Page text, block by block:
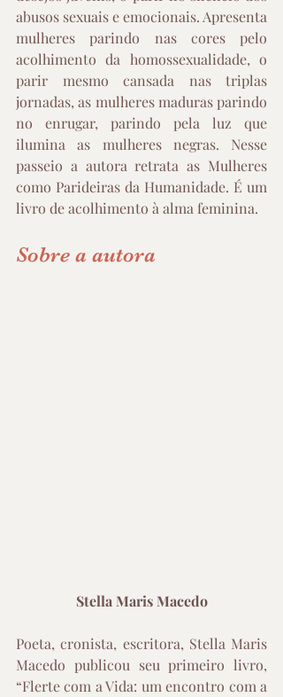
abusos sexuais e emocionais. Apresenta
mulheres parindo nas cores pelo
acolhimento da homossexualidade, o
parir mesmo cansada nas triplas
jornadas, as mulheres maduras parindo
no enrugar, parindo pela luz que
ilumina as mulheres negras. Nesse
passeio a autora retrata as Mulheres
como Parideiras da Humanidade. É um
livro de acolhimento à alma feminina.
Sobre a autora
Stella Maris Macedo
Poeta, cronista, escritora, Stella Maris
Macedo publicou seu primeiro livro,
“Flerte com a Vida: um encontro com a